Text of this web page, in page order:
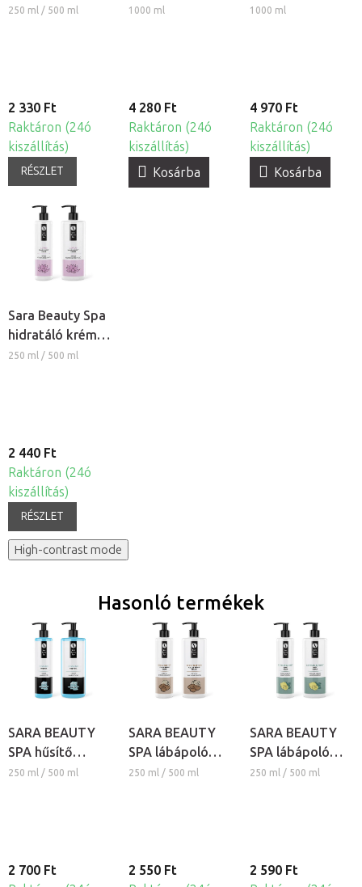
krém - Mangó-
250 ml / 500 ml
2 330 Ft
Raktáron (24ó
kiszállítás)
RÉSZLET
és testmasszázs
1000 ml
4 280 Ft
Raktáron (24ó
kiszállítás)
Kosárba
testmasszázs
1000 ml
4 970 Ft
Raktáron (24ó
kiszállítás)
Kosárba
Sara Beauty Spa
hidratáló krém -
Lótusz és
250 ml / 500 ml
2 440 Ft
Raktáron (24ó
kiszállítás)
RÉSZLET
High-contrast mode
Hasonló termékek
SARA BEAUTY
SPA hűsítő
lábápoló gél -
250 ml / 500 ml
2 700 Ft
SARA BEAUTY
SPA lábápoló
masszázs krém -
250 ml / 500 ml
2 550 Ft
SARA BEAUTY
SPA lábápoló
masszázs
250 ml / 500 ml
2 590 Ft